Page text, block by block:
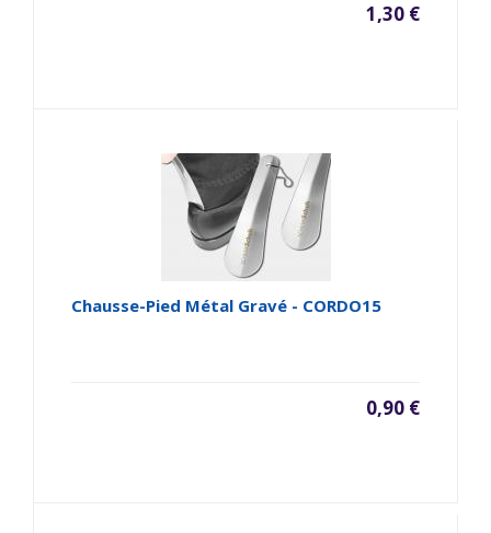
1,30 €
Chausse-Pied Métal Gravé - CORDO15
0,90 €